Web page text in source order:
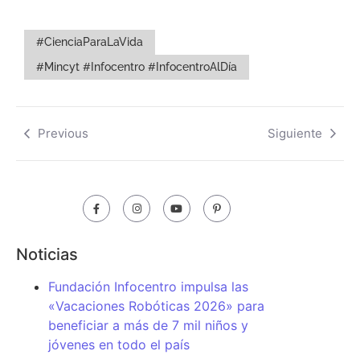
#CienciaParaLaVida
#Mincyt #Infocentro #InfocentroAlDía
Previous Siguiente
Noticias
Fundación Infocentro impulsa las
«Vacaciones Robóticas 2026» para
beneficiar a más de 7 mil niños y
jóvenes en todo el país